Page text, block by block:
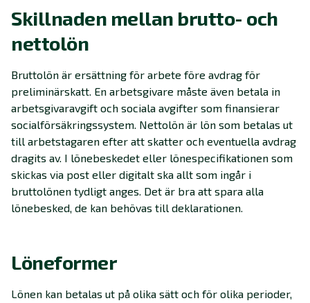
Skillnaden mellan brutto- och
nettolön
Bruttolön är ersättning för arbete före avdrag för
preliminärskatt. En arbetsgivare måste även betala in
arbetsgivaravgift och sociala avgifter som finansierar
socialförsäkringssystem. Nettolön är lön som betalas ut
till arbetstagaren efter att skatter och eventuella avdrag
dragits av. I lönebeskedet eller lönespecifikationen som
skickas via post eller digitalt ska allt som ingår i
bruttolönen tydligt anges. Det är bra att spara alla
lönebesked, de kan behövas till deklarationen.
Löneformer
Lönen kan betalas ut på olika sätt och för olika perioder,